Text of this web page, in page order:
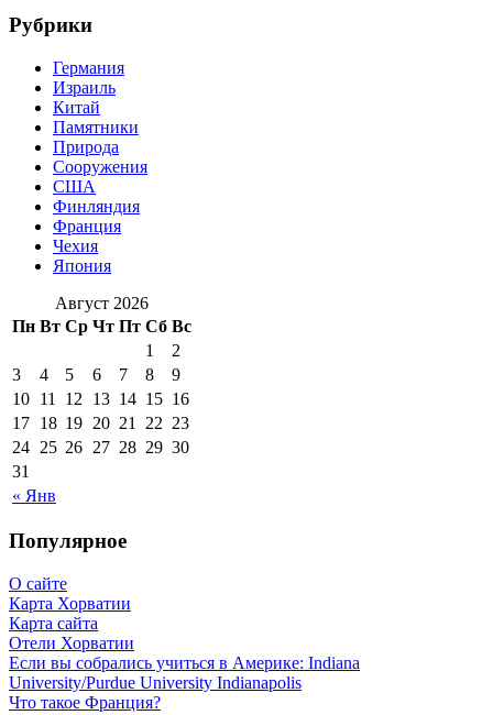
Рубрики
Германия
Израиль
Китай
Памятники
Природа
Сооружения
США
Финляндия
Франция
Чехия
Япония
Август 2026
Пн Вт Ср Чт Пт Сб Вс
« Янв
1
2
3
4 5 6 7 8
9
10 11 12 13 14 15 16
17 18 19 20 21 22 23
24 25 26 27 28 29 30
31
Популярное
О сайте
Карта Хорватии
Карта сайта
Отели Хорватии
Если вы собрались учиться в Америке: Indiana
University/Purdue University Indianapolis
Что такое Франция?